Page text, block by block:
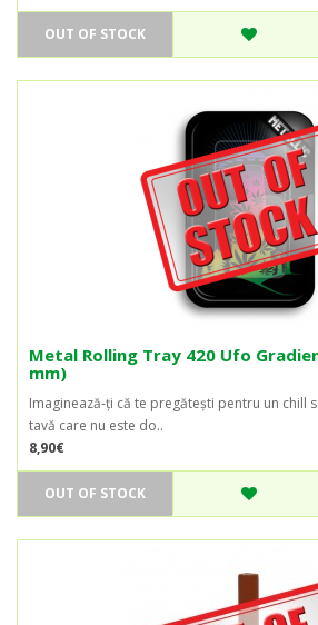
OUT OF STOCK
Metal Rolling Tray 420 Ufo
mm)
Imaginează-ți că te pregătești pentru un chill
tavă care nu este do..
8,90€
OUT OF STOCK